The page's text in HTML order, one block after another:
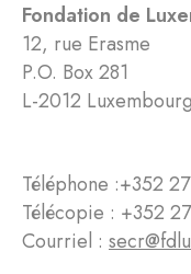
Fondation de
12, rue Erasme
P.O. Box 281
L-2012 Luxembourg
Téléphone :+352
Télécopie : +352
Courriel :